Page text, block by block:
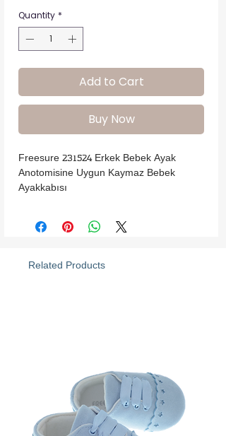
Quantity *
Add to Cart
Buy Now
Freesure 231524 Erkek Bebek Ayak
Anotomisine Uygun Kaymaz Bebek
Ayakkabısı
Related Products